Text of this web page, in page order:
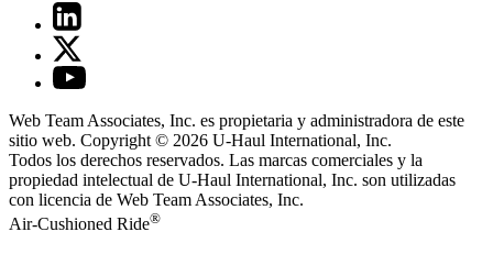
Web Team Associates, Inc. es propietaria y administradora de este
sitio web. Copyright © 2026 U-Haul International, Inc.
Todos los derechos reservados. Las marcas comerciales y la
propiedad intelectual de U-Haul International, Inc. son utilizadas
con licencia de Web Team Associates, Inc.
Air-Cushioned Ride®